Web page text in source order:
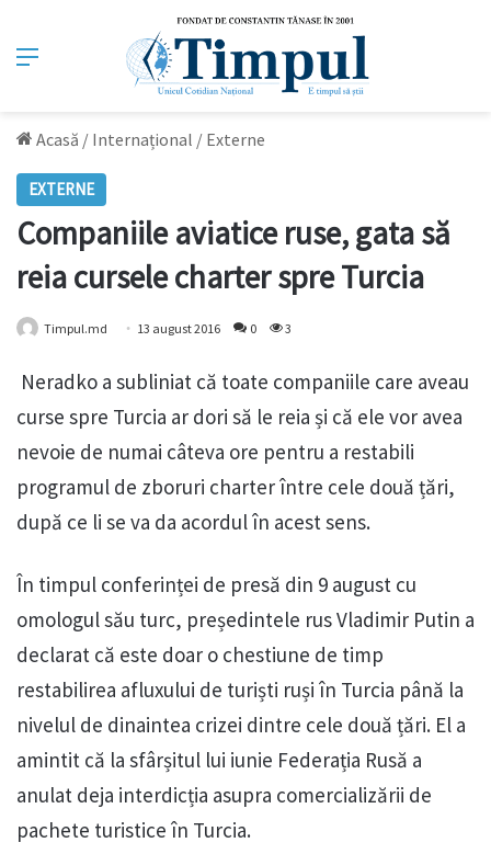
Meniu
Acasă / Internațional / Externe
EXTERNE
Companiile aviatice ruse, gata să
reia cursele charter spre Turcia
Timpul.md 13 august 2016 0 3
Neradko a subliniat că toate companiile care aveau
curse spre Turcia ar dori să le reia și că ele vor avea
nevoie de numai câteva ore pentru a restabili
programul de zboruri charter între cele două țări,
după ce li se va da acordul în acest sens.
În timpul conferinței de presă din 9 august cu
omologul său turc, președintele rus Vladimir Putin a
declarat că este doar o chestiune de timp
restabilirea afluxului de turiști ruși în Turcia până la
nivelul de dinaintea crizei dintre cele două țări. El a
amintit că la sfârșitul lui iunie Federația Rusă a
anulat deja interdicția asupra comercializării de
pachete turistice în Turcia.